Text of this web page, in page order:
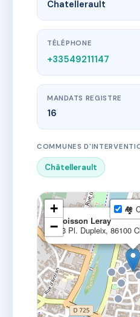
Chatellerault
TÉLÉPHONE
+33549211147
MANDATS REGISTRE
16
COMMUNES
Châtellerault
Boisson Leray
43 Pl. Dupleix, 86100
+
−
🏘